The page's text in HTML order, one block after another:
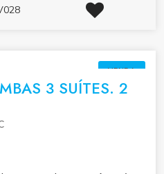
e área de serviço
Valor de venda:
contato para agendar
esta excelente
VENDA
3 SUÍTES. 2